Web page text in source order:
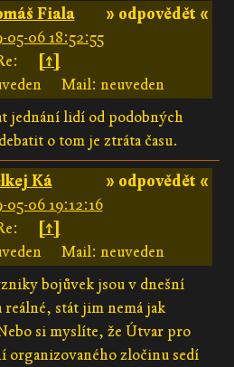
» odpovědět «
Fiala
05-06 18:52:55
[↑]
Mail: neuveden
jednání lidí od podobných
o tom je ztráta času.
» odpovědět «
Ká
05-06 19:12:16
[↑]
Mail: neuveden
bojůvek jsou v dnešní
reálné, stát jim nemá jak
si myslíte, že Útvar pro
organizovaného zločinu sedí